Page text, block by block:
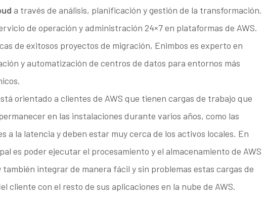
a través de análisis, planificación y gestión de la transformación.
de operación y administración 24×7 en plataformas de AWS.
de exitosos proyectos de migración, Enimbos es experto en
y automatización de centros de datos para entornos más
orientado a clientes de AWS que tienen cargas de trabajo que
en las instalaciones durante varios años, como las
a la latencia y deben estar muy cerca de los activos locales. En
es poder ejecutar el procesamiento y el almacenamiento de AWS
también integrar de manera fácil y sin problemas estas cargas de
cliente con el resto de sus aplicaciones en la nube de AWS.